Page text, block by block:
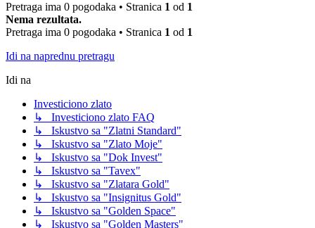
Pretraga ima 0 pogodaka • Stranica 1 od 1
Nema rezultata.
Pretraga ima 0 pogodaka • Stranica 1 od 1
Idi na naprednu pretragu
Idi na
Investiciono zlato
↳ Investiciono zlato FAQ
↳ Iskustvo sa "Zlatni Standard"
↳ Iskustvo sa "Zlato Moje"
↳ Iskustvo sa "Dok Invest"
↳ Iskustvo sa "Tavex"
↳ Iskustvo sa "Zlatara Gold"
↳ Iskustvo sa "Insignitus Gold"
↳ Iskustvo sa "Golden Space"
↳ Iskustvo sa "Golden Masters"